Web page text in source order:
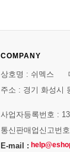
COMPANY
상호명 : 쉬멕스
주소 : 경기 화성시
사업자등록번호 :
통신판매업신고번
E-mail :